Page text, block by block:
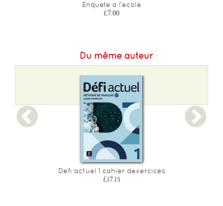
Enquete a l'ecole
£7.00
Du même auteur
Defi actuel 1 cahier dexercices
£17.15